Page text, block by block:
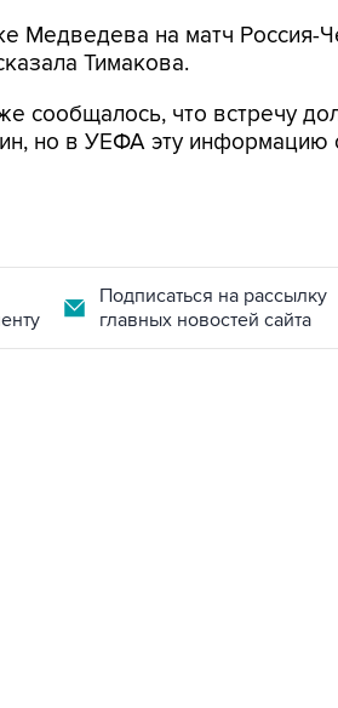
Медведева на матч Россия-
Тимакова.
сообщалось, что встречу
но в УЕФА эту информацию
Подписаться на рассылку
главных новостей сайта